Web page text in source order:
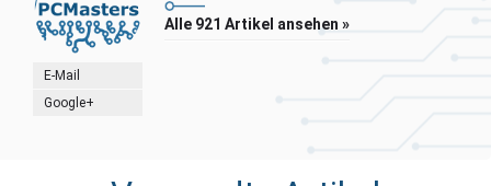
E-Mail
Google+
Alle 921 Artikel ansehen »